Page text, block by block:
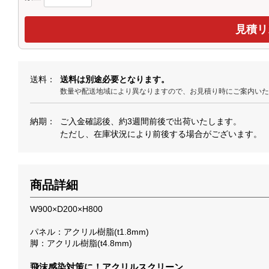
送料 送料は別途必要となります。
数量や配送地域により異なりますので、お見積り時にご案内いた
納期
ご入金確認後、約3週間前後で出荷いたします。
ただし、在庫状況により前後する場合がございます。
商品詳細
W900×D200×H800
パネル：アクリル樹脂(t1.8mm)
脚：アクリル樹脂(t4.8mm)
飛沫感染対策に！アクリルスクリーン